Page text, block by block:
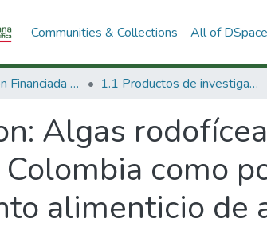
Communities & Collections All of DSpace
1. Investigación Financiada con Recursos Públicos 1.1 Productos de investigación
Algas
como
alimenticio de